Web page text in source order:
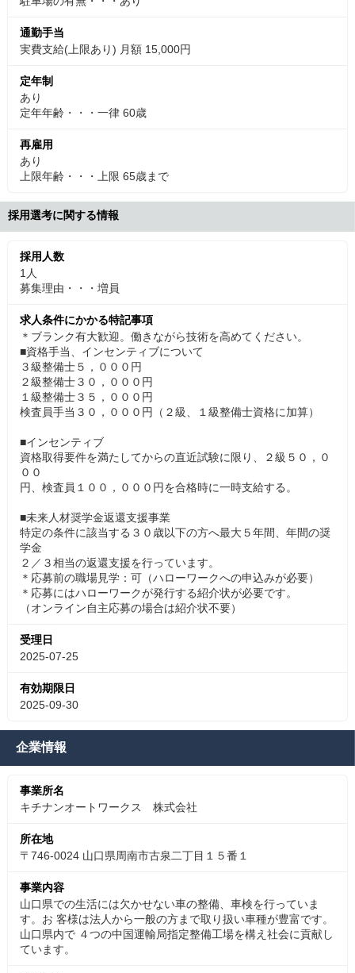
通勤手当
実費支給(上限あり) 月額 15,000円
定年制
あり
定年年齢・・・一律 60歳
再雇用
あり
上限年齢・・・上限 65歳まで
採用選考に関する情報
採用人数
1人
募集理由・・・増員
求人条件にかかる特記事項
＊ブランク有大歓迎。働きながら技術を高めてください。
■資格手当、インセンティブについて
３級整備士５，０００円
２級整備士３０，０００円
１級整備士３５，０００円
検査員手当３０，０００円（２級、１級整備士資格に加算）
■インセンティブ
資格取得要件を満たしてからの直近試験に限り、２級５０，０
００
円、検査員１００，０００円を合格時に一時支給する。
■未来人材奨学金返還支援事業
特定の条件に該当する３０歳以下の方へ最大５年間、年間の奨
学金
２／３相当の返還支援を行っています。
＊応募前の職場見学：可（ハローワークへの申込みが必要）
＊応募にはハローワークが発行する紹介状が必要です。
（オンライン自主応募の場合は紹介状不要）
受理日
2025-07-25
有効期限日
2025-09-30
企業情報
事業所名
キチナンオートワークス 株式会社
所在地
〒746-0024 山口県周南市古泉二丁目１５番１
事業内容
山口県での生活には欠かせない車の整備、車検を行っていま
す。お 客様は法人から一般の方まで取り扱い車種が豊富です。
山口県内で ４つの中国運輸局指定整備工場を構え社会に貢献し
ています。